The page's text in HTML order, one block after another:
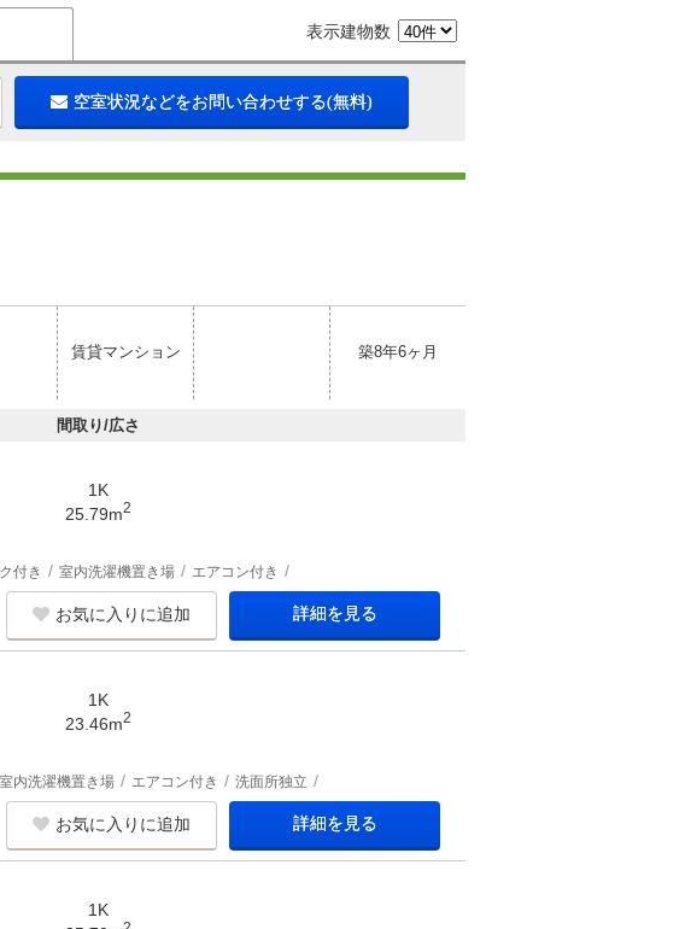
表示建物数
空室状況などをお問い合わせする(無料)
賃貸マンション 築8年6ヶ月
間取り/広さ
1K
25.79m2
付き 室内洗濯機置き場 エアコン付き
お気に入りに追加 詳細を見る
1K
23.46m2
室内洗濯機置き場 エアコン付き 洗面所独立
お気に入りに追加 詳細を見る
1K